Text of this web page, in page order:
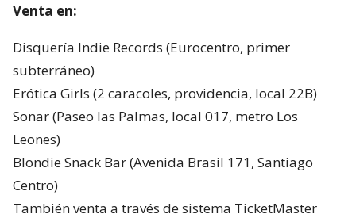
Venta en:
Disquería Indie Records (Eurocentro, primer
subterráneo)
Erótica Girls (2 caracoles, providencia, local 22B)
Sonar (Paseo las Palmas, local 017, metro Los
Leones)
Blondie Snack Bar (Avenida Brasil 171, Santiago
Centro)
También venta a través de sistema TicketMaster